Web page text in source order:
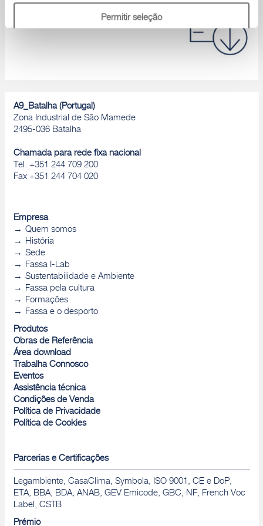
Permitir seleção
Catálogos de produtos, Declaração de
desempenho, D.o.P., Brochuras, ...
A9_Batalha (Portugal)
Zona Industrial de São Mamede
2495-036 Batalha
Chamada para rede fixa nacional
Tel. +351 244 709 200
Fax +351 244 704 020
Empresa
Quem somos
História
Sede
Fassa I-Lab
Sustentabilidade e Ambiente
Fassa pela cultura
Formações
Fassa e o desporto
Produtos
Obras de Referência
Área download
Trabalha Connosco
Eventos
Assistência técnica
Condições de Venda
Política de Privacidade
Política de Cookies
Parcerias e Certificações
Legambiente, CasaClima, Symbola, ISO 9001, CE e DoP,
ETA, BBA, BDA, ANAB, GEV Emicode, GBC, NF, French Voc
Label, CSTB
Prémio